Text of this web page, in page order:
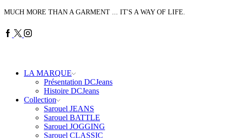
MUCH MORE THAN A GARMENT ... IT'S A WAY OF LIFE.
Facebook
TwitterInstagram
LA MARQUE
Présentation DCJeans
Histoire DCJeans
Collection
Sarouel JEANS
Sarouel BATTLE
Sarouel JOGGING
Sarouel CLASSIC